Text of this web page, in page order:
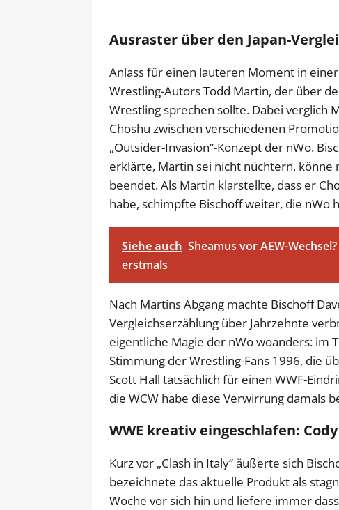
Ausraster über den Japan-
Anlass für einen lauteren Moment in
Wrestling-Autors Todd Martin, der über
Wrestling sprechen sollte. Dabei verglich
Choshu zwischen verschiedenen
„Outsider-Invasion“-Konzept der nWo.
erklärte, Martin sei nicht nüchtern, könne
beendet. Als Martin klarstellte, dass er
habe, schimpfte Bischoff weiter, die nWo
Siehe auch Sheamus vor AEW-
erstmals
Nach Martins Abgang machte Bischoff
Vergleichserzählung über Jahrzehnte
eigentliche Magie der nWo woanders: im
Stimmung der Wrestling-Fans 1996, die
Scott Hall tatsächlich für einen WWF-
die WCW habe diese Verwirrung damals
WWE kreativ eingeschlafen:
Kurz vor „Clash in Italy” äußerte sich
bezeichnete das aktuelle Produkt als
Woche vor sich hin und liefere immer